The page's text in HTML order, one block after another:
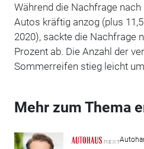
Während die Nachfrage
Autos kräftig anzog (plus
2020), sackte die Nachfrage
Prozent ab. Die Anzahl der
Sommerreifen stieg leicht
Mehr zum Thema